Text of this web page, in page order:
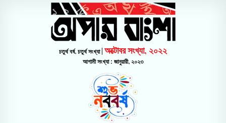
চতুর্থ বর্ষ, চতুর্থ সংখ্যা | অক্টোবর সংখ্যা, ২০২২
আগামী সংখ্যা : জানুয়ারী, ২০২৩